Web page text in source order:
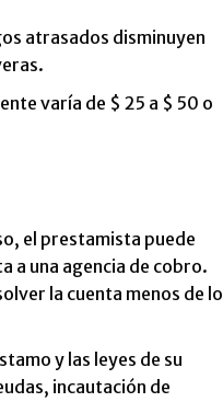
atrasados disminuyen
varía de $ 25 a $ 50 o
el prestamista puede
a una agencia de cobro.
la cuenta menos de lo
y las leyes de su
incautación de